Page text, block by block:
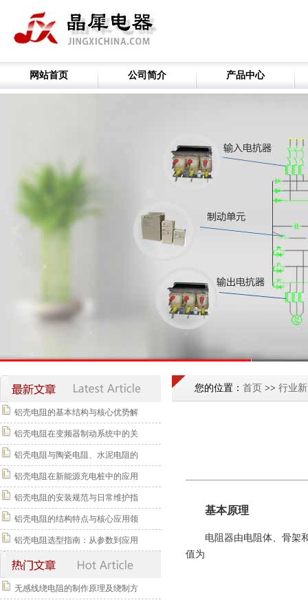
网站首页 公司简介 产品中心
铝壳电阻的基本结构与核心优势解
铝壳电阻在变频器制动系统中的关
铝壳电阻与陶瓷电阻、水泥电阻的
铝壳电阻在新能源充电桩中的应用
铝壳电阻的安装规范与日常维护指
铝壳电阻的结构特点与核心应用领
铝壳电阻选型指南：从参数到应用
无感线绕电阻的制作原理及绕制方
您的位置： 首页 >> 行业
基本原理
电阻器由电阻体、骨架
值为